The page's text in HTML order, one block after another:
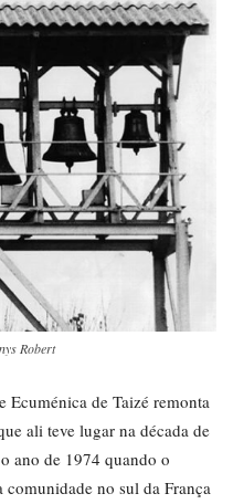
Robert
de Taizé remonta
ali teve lugar na década de
ano de 1974 quando o
no sul da França